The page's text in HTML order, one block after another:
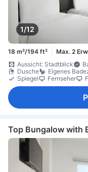
1/12
18 m²/194 ft² Max. 2
Aussicht: Stadtblick
Dusche
Eigenes
Spiegel
Fernseher
Top Bungalow with